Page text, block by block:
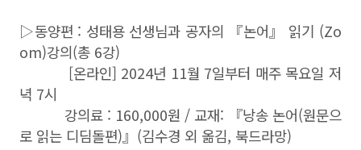
▷동양편 : 성태용 선생님과 공자의 『논어』 읽기 (Zo
om)강의(총 6강)
[온라인] 2024년 11월 7일부터 매주 목요일 저
녁 7시
강의료 : 160,000원 / 교재: 『낭송 논어(원문으
로 읽는 디딤돌편)』(김수경 외 옮김, 북드라망)